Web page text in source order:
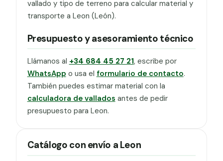
vallado y tipo de terreno para calcular material y
transporte a Leon (León).
Presupuesto y asesoramiento técnico
Llámanos al +34 684 45 27 21, escribe por
WhatsApp o usa el formulario de contacto.
También puedes estimar material con la
calculadora de vallados antes de pedir
presupuesto para Leon.
Catálogo con envío a Leon